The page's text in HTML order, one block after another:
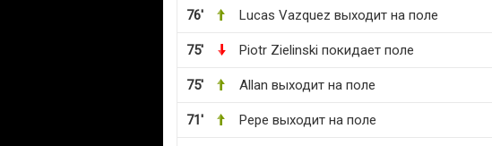
76' Lucas Vazquez выходит на поле
75' Piotr Zielinski покидает поле
75' Allan выходит на поле
71' Pepe выходит на поле